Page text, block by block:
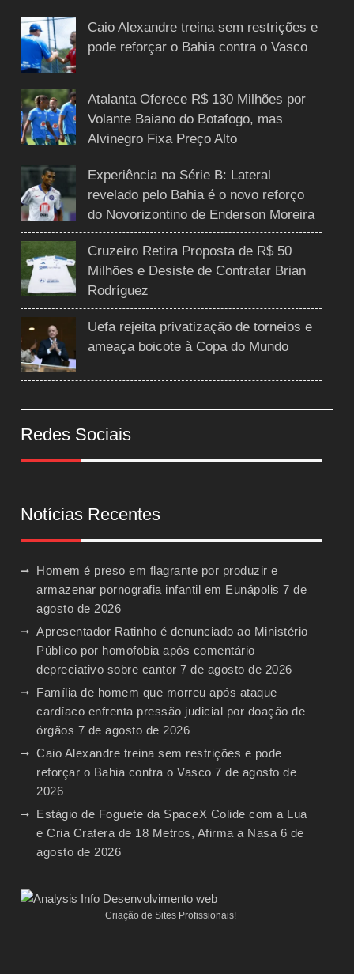
Caio Alexandre treina sem restrições e
pode reforçar o Bahia contra o Vasco
Atalanta Oferece R$ 130 Milhões por
Volante Baiano do Botafogo, mas
Alvinegro Fixa Preço Alto
Experiência na Série B: Lateral
revelado pelo Bahia é o novo reforço
do Novorizontino de Enderson Moreira
Cruzeiro Retira Proposta de R$ 50
Milhões e Desiste de Contratar Brian
Rodríguez
Uefa rejeita privatização de torneios e
ameaça boicote à Copa do Mundo
Redes Sociais
Notícias Recentes
Homem é preso em flagrante por produzir e
armazenar pornografia infantil em Eunápolis 7 de
agosto de 2026
Apresentador Ratinho é denunciado ao Ministério
Público por homofobia após comentário
depreciativo sobre cantor 7 de agosto de 2026
Família de homem que morreu após ataque
cardíaco enfrenta pressão judicial por doação de
órgãos 7 de agosto de 2026
Caio Alexandre treina sem restrições e pode
reforçar o Bahia contra o Vasco 7 de agosto de
2026
Estágio de Foguete da SpaceX Colide com a Lua
e Cria Cratera de 18 Metros, Afirma a Nasa 6 de
agosto de 2026
Criação de Sites Profissionais!